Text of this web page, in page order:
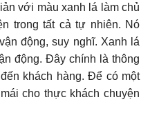
với màu xanh lá làm chủ
trong tất cả tự nhiên. Nó
động, suy nghĩ. Xanh lá
động. Đây chính là thông
khách hàng. Để có một
cho thực khách chuyện